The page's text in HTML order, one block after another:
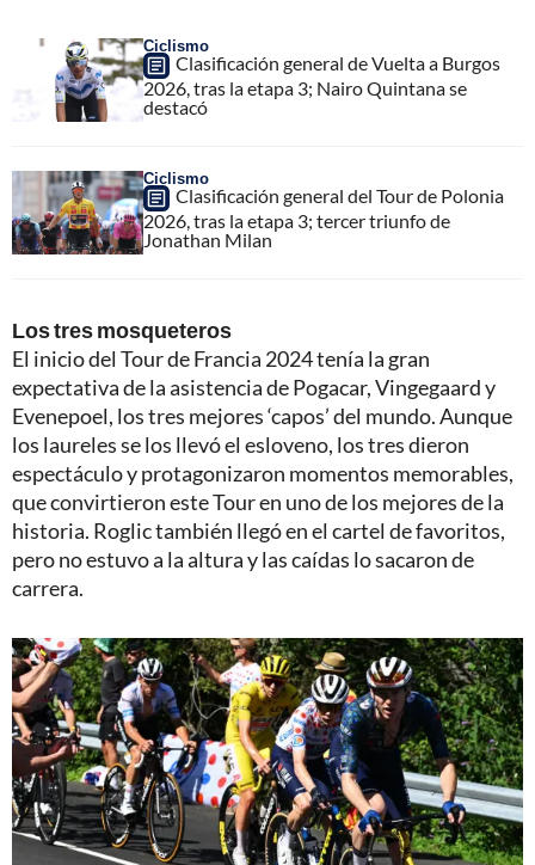
Ciclismo
Clasificación general de Vuelta a Burgos
2026, tras la etapa 3; Nairo Quintana se
destacó
Ciclismo
Clasificación general del Tour de Polonia
2026, tras la etapa 3; tercer triunfo de
Jonathan Milan
Los tres mosqueteros
El inicio del Tour de Francia 2024 tenía la gran
expectativa de la asistencia de Pogacar, Vingegaard y
Evenepoel, los tres mejores ‘capos’ del mundo. Aunque
los laureles se los llevó el esloveno, los tres dieron
espectáculo y protagonizaron momentos memorables,
que convirtieron este Tour en uno de los mejores de la
historia. Roglic también llegó en el cartel de favoritos,
pero no estuvo a la altura y las caídas lo sacaron de
carrera.